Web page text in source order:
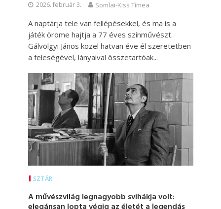
2026. február 3. Somlai-Kiss Tímea
A naptárja tele van fellépésekkel, és ma is a
játék öröme hajtja a 77 éves színművészt.
Gálvölgyi János közel hatvan éve él szeretetben
a feleségével, lányaival összetartóak...
SZTÁR
A művészvilág legnagyobb svihákja volt: